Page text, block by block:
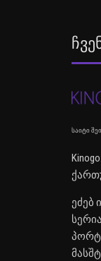
საიტი
ეძებ